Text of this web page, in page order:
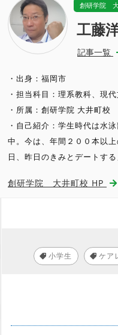
創研学院
工藤
記事一覧
・出身：福岡市
・担当科目：理系教科、現代
・所属：創研学院 大井町校
・自己紹介：学生時代は水
中。今は、年間２００本以
日、昨日のきみとデートする
創研学院 大井町校 HP
小学生 ケア